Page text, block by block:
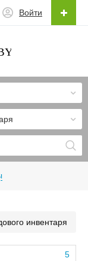
Войти
инвентаря
5